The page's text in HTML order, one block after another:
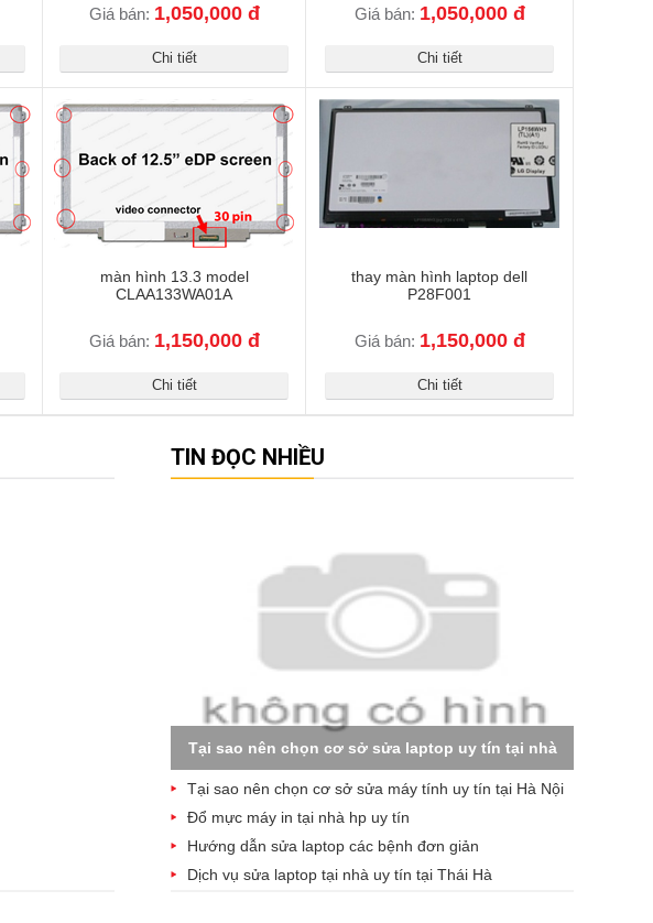
Giá bán: 1,050,000 đ
Chi tiết
Giá bán: 1,050,000 đ
Chi tiết
màn hình 13.3 model
CLAA133WA01A
Giá bán: 1,150,000 đ
Chi tiết
thay màn hình laptop dell
P28F001
Giá bán: 1,150,000 đ
Chi tiết
TIN ĐỌC NHIỀU
Tại sao nên chọn cơ sở sửa laptop uy tín tại nhà
Tại sao nên chọn cơ sở sửa máy tính uy tín tại Hà Nội
Đổ mực máy in tại nhà hp uy tín
Hướng dẫn sửa laptop các bệnh đơn giản
Dịch vụ sửa laptop tại nhà uy tín tại Thái Hà